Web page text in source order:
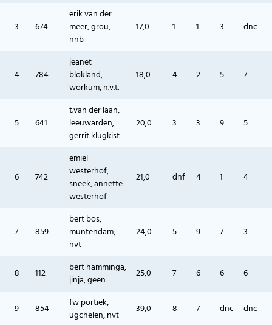
3 674
erik van der
meer, grou,
nnb
17,0 1 1 3 dnc
4 784
jeanet
blokland,
workum, n.v.t.
18,0 4 2 5 7
5 641
t.van der laan,
leeuwarden,
gerrit klugkist
20,0 3 3 9 5
6 742
emiel
westerhof,
sneek, annette
westerhof
21,0 dnf 4 1 4
7 859
bert bos,
muntendam,
nvt
24,0 5 9 7 3
8 112
bert hamminga,
jinja, geen
25,0 7 6 6 6
9 854
fw portiek,
ugchelen, nvt
39,0 8 7 dnc dnc